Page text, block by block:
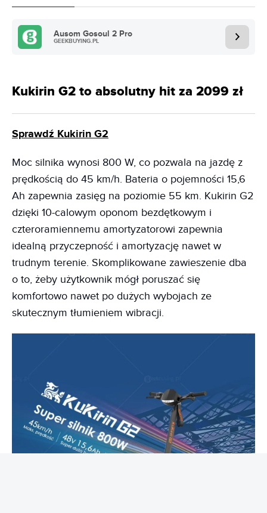
Ausom Gosoul 2 Pro
GEEKBUYING.PL
Kukirin G2 to absolutny hit za 2099 zł
Sprawdź Kukirin G2
Moc silnika wynosi 800 W, co pozwala na jazdę z
prędkością do 45 km/h. Bateria o pojemności 15,6
Ah zapewnia zasięg na poziomie 55 km. Kukirin G2
dzięki 10-calowym oponom bezdętkowym i
czteroramiennemu amortyzatorowi zapewnia
idealną przyczepność i amortyzację nawet w
trudnym terenie. Skomplikowane zawieszenie dba
o to, żeby użytkownik mógł poruszać się
komfortowo nawet po dużych wybojach ze
skutecznym tłumieniem wibracji.